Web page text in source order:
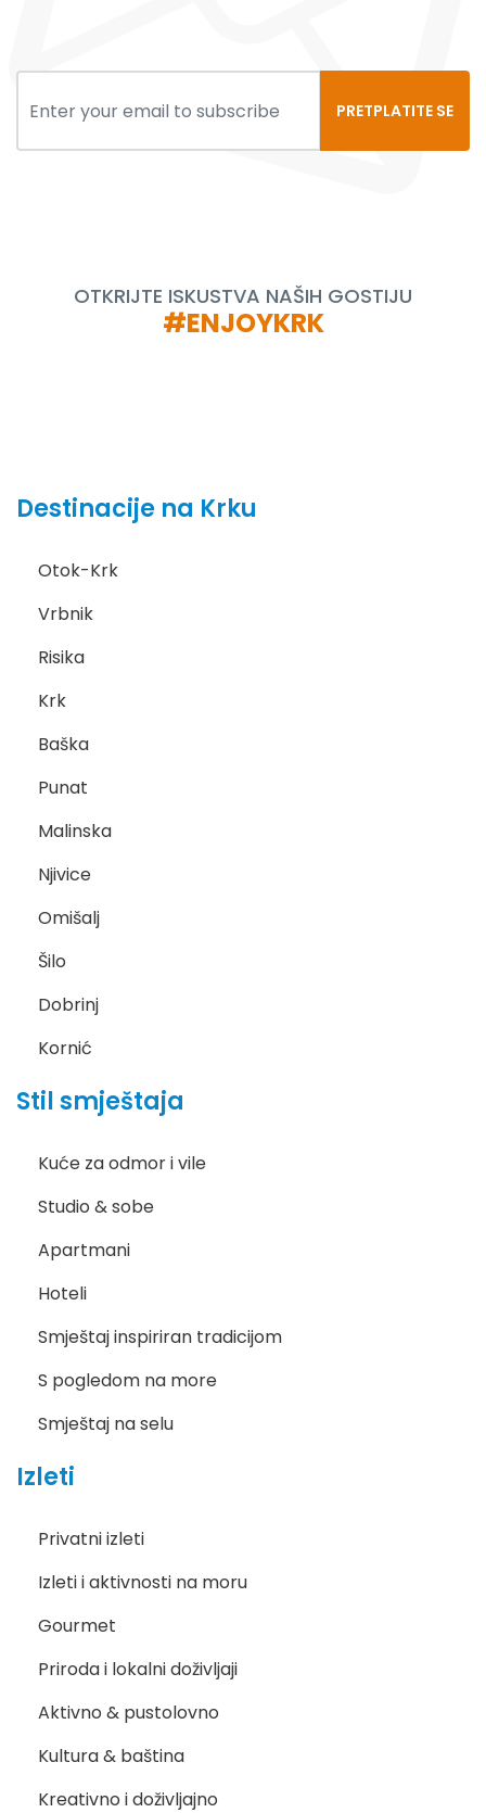
PRETPLATITE SE
OTKRIJTE ISKUSTVA NAŠIH GOSTIJU
#ENJOYKRK
Destinacije na Krku
Otok-Krk
Vrbnik
Risika
Krk
Baška
Punat
Malinska
Njivice
Omišalj
Šilo
Dobrinj
Kornić
Stil smještaja
Kuće za odmor i vile
Studio & sobe
Apartmani
Hoteli
Smještaj inspiriran tradicijom
S pogledom na more
Smještaj na selu
Izleti
Privatni izleti
Izleti i aktivnosti na moru
Gourmet
Priroda i lokalni doživljaji
Aktivno & pustolovno
Kultura & baština
Kreativno i doživljajno